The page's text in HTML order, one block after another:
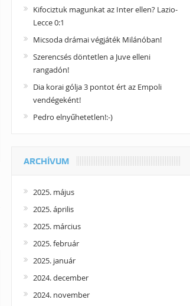
Kifociztuk magunkat az Inter ellen? Lazio-
Lecce 0:1
Micsoda drámai végjáték Milánóban!
Szerencsés döntetlen a Juve elleni
rangadón!
Dia korai gólja 3 pontot ért az Empoli
vendégeként!
Pedro elnyűhetetlen!:-)
ARCHÍVUM
2025. május
2025. április
2025. március
2025. február
2025. január
2024. december
2024. november